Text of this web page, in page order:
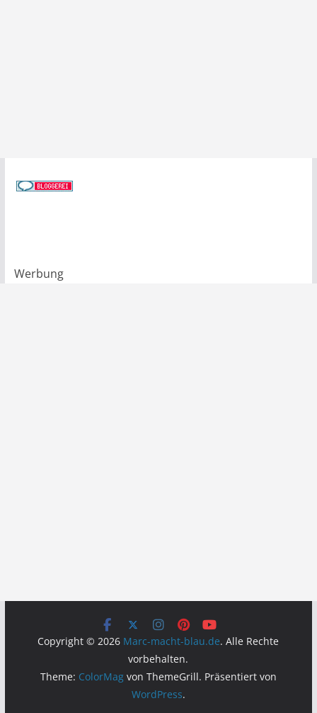
Werbung
Copyright © 2026 Marc-macht-blau.de. Alle Rechte
vorbehalten.
Theme: ColorMagvon ThemeGrill. Präsentiert von
WordPress.